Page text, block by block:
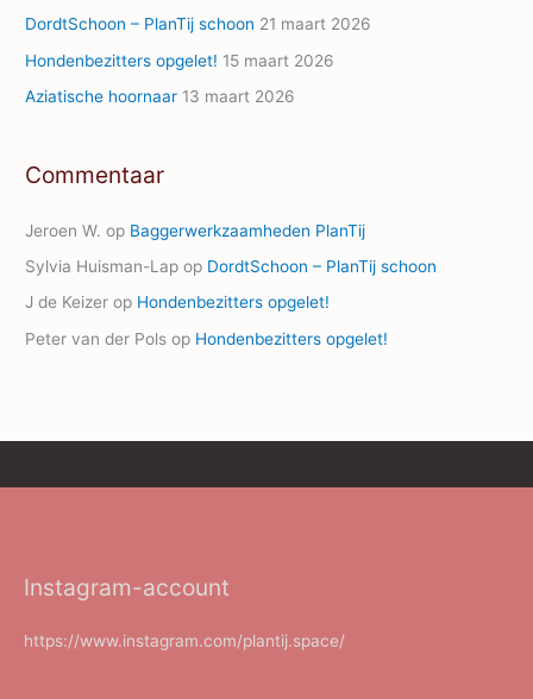
s
DordtSchoon – PlanTij schoon 21 maart 2026
Hondenbezitters opgelet! 15 maart 2026
Aziatische hoornaar 13 maart 2026
Commentaar
Jeroen W. op Baggerwerkzaamheden PlanTij
Sylvia Huisman-Lap op DordtSchoon – PlanTij schoon
J de Keizer op Hondenbezitters opgelet!
Peter van der Pols op Hondenbezitters opgelet!
Instagram-account
https://www.instagram.com/plantij.space/